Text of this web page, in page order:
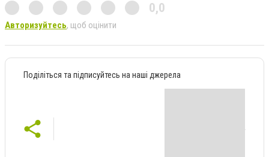
0,0
Авторизуйтесь, щоб оцінити
Поділіться та підписуйтесь на наші джерела